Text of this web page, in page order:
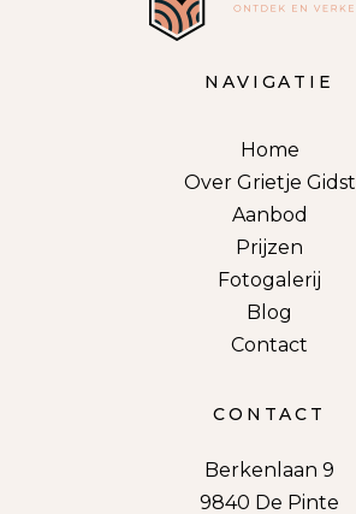
NAVIGATIE
Home
Over Grietje Gidst
Aanbod
Prijzen
Fotogalerij
Blog
Contact
CONTACT
Berkenlaan 9
9840 De Pinte